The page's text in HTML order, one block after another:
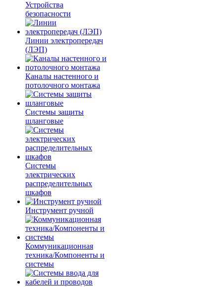
Устройства
безопасности
Линии электропередач
(ЛЭП)
Каналы настенного и
потолочного монтажа
Системы защиты
шланговые
Системы
электрических
распределительных
шкафов
Инструмент ручной
Коммуникационная
техника/Компоненты и
системы